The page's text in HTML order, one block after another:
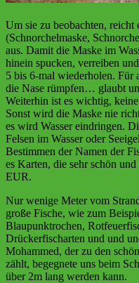
Um sie zu beobachten, reicht
(Schnorchelmaske,
aus. Damit die Maske im
hinein spucken, verreiben
5 bis 6-mal wiederholen. Für
die Nase rümpfen… glaubt
Weiterhin ist es wichtig,
Sonst wird die Maske nie
es wird Wasser eindringen.
Felsen im Wasser oder
Bestimmen der Namen der
es Karten, die sehr schön
EUR.
Nur wenige Meter vom
große Fische, wie zum
Blaupunktrochen,
Drückerfischarten und und
Mohammed, der zu den
zählt, begegnete uns beim
über 2m lang werden kann.